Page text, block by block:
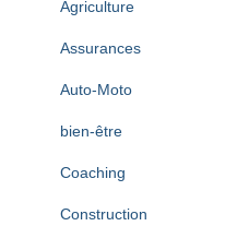
Agriculture
Assurances
Auto-Moto
bien-être
Coaching
Construction